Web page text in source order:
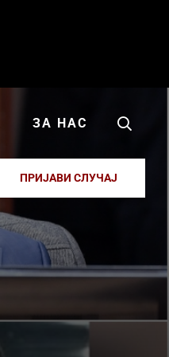
ЗА НАС
ПРИЈАВИ СЛУЧАЈ